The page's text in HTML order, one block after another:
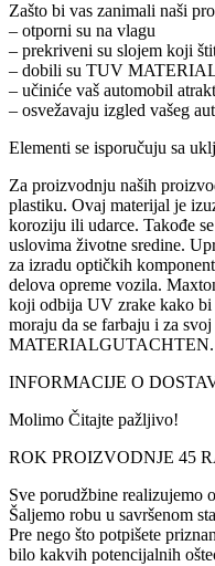
Zašto bi vas zanimali naši
– otporni su na vlagu
– prekriveni su slojem koji
– dobili su TUV
– učiniće vaš automobil
– osvežavaju izgled vašeg
Elementi se isporučuju sa
Za proizvodnju naših
plastiku. Ovaj materijal je
koroziju ili udarce. Takođe
uslovima životne sredine.
za izradu optičkih
delova opreme vozila.
koji odbija UV zrake kako bi
moraju da se farbaju i za
MATERIALGUTACHTEN.
INFORMACIJE O
Molimo Čitajte pažljivo!
ROK PROIZVODNJE 45
Sve porudžbine realizujemo
Šaljemo robu u savršenom
Pre nego što potpišete
bilo kakvih potencijalnih